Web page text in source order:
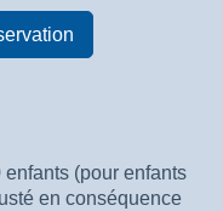
(pour enfants
en conséquence